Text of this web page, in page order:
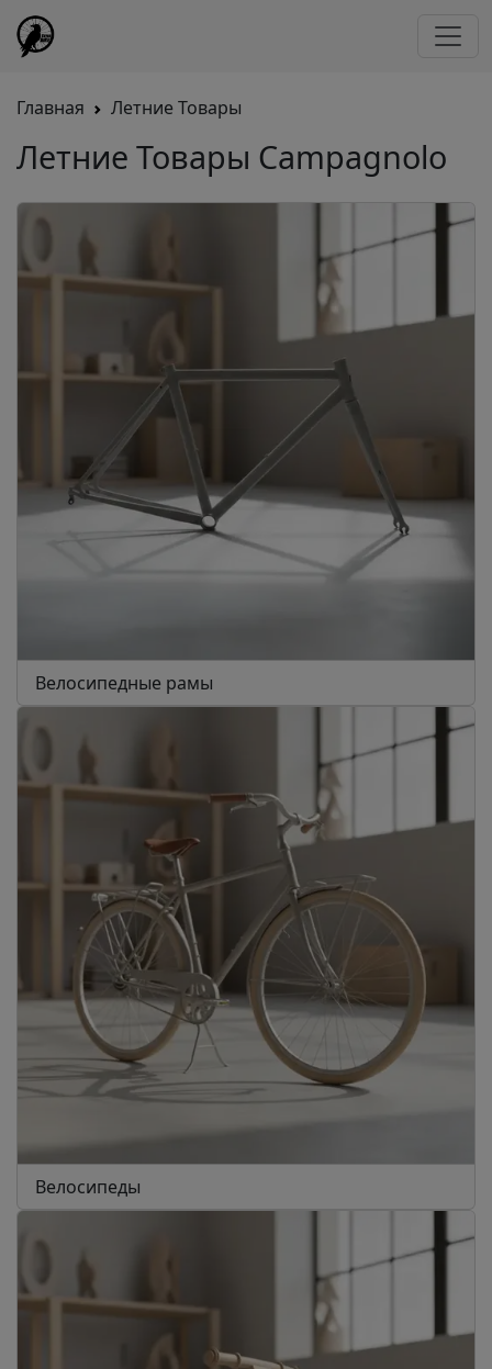
Главная Летние Товары
Летние Товары Campagnolo
Велосипедные рамы
Велосипеды